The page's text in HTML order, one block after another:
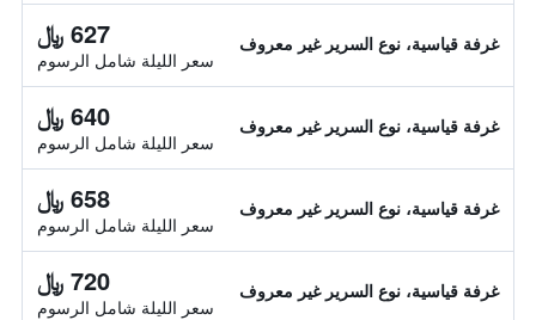
غرفة قياسية، نوع السرير غير معروف 627 ﷼
سعر الليلة شامل الرسوم
غرفة قياسية، نوع السرير غير معروف 640 ﷼
سعر الليلة شامل الرسوم
غرفة قياسية، نوع السرير غير معروف 658 ﷼
سعر الليلة شامل الرسوم
غرفة قياسية، نوع السرير غير معروف 720 ﷼
سعر الليلة شامل الرسوم